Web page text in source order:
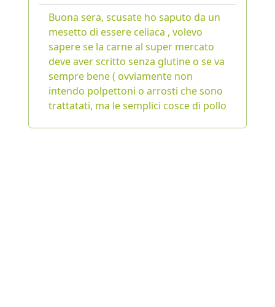
Buona sera, scusate ho saputo da un
mesetto di essere celiaca , volevo
sapere se la carne al super mercato
deve aver scritto senza glutine o se va
sempre bene ( ovviamente non
intendo polpettoni o arrosti che sono
trattatati, ma le semplici cosce di pollo